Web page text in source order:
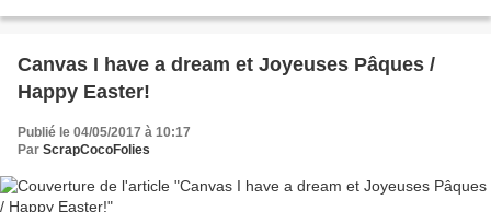
Canvas I have a dream et Joyeuses Pâques /
Happy Easter!
Publié le 04/05/2017 à 10:17
Par ScrapCocoFolies